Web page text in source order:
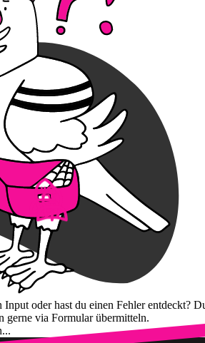
Input oder hast du einen Fehler entdeckt?
gerne via Formular übermitteln.